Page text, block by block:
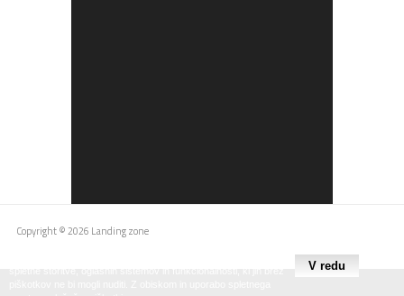
Copyright © 2026 Landing zone